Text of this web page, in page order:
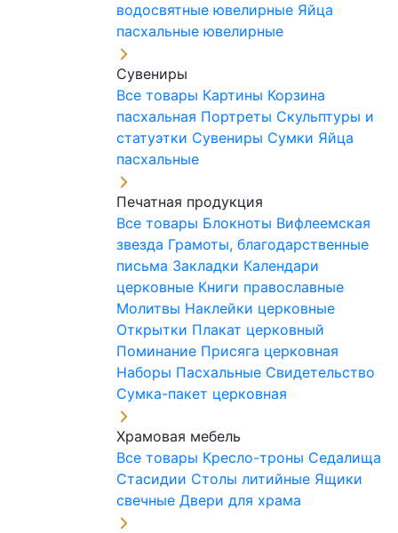
водосвятные ювелирные Яйца
пасхальные ювелирные
Сувениры
Все товары Картины Корзина
пасхальная Портреты Скульптуры и
статуэтки Сувениры Сумки Яйца
пасхальные
Печатная продукция
Все товары Блокноты Вифлеемская
звезда Грамоты, благодарственные
письма Закладки Календари
церковные Книги православные
Молитвы Наклейки церковные
Открытки Плакат церковный
Поминание Присяга церковная
Наборы Пасхальные Свидетельство
Сумка-пакет церковная
Храмовая мебель
Все товары Кресло-троны Седалища
Стасидии Столы литийные Ящики
свечные Двери для храма